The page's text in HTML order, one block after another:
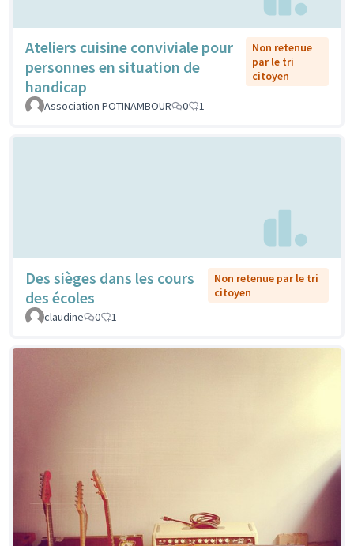
Ateliers cuisine conviviale pour
personnes en situation de
handicap
Non retenue
par le tri
citoyen
Association POTINAMBOUR 0 1
Des sièges dans les cours
des écoles
Non retenue par le tri
citoyen
claudine
0 1